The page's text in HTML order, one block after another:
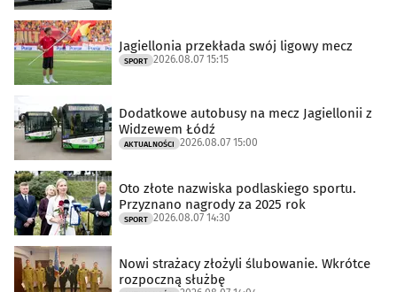
Jagiellonia przekłada swój ligowy mecz
SPORT 2026.08.07 15:15
Dodatkowe autobusy na mecz Jagiellonii z
Widzewem Łódź
AKTUALNOŚCI 2026.08.07 15:00
Oto złote nazwiska podlaskiego sportu.
Przyznano nagrody za 2025 rok
SPORT 2026.08.07 14:30
Nowi strażacy złożyli ślubowanie. Wkrótce
rozpoczną służbę